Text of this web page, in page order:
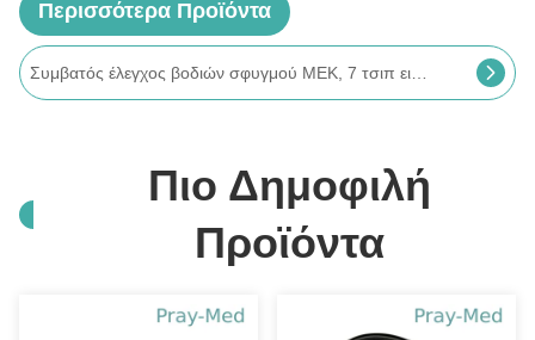
Περισσότερα Προϊόντα
Πιο Δημοφιλή
Προϊόντα